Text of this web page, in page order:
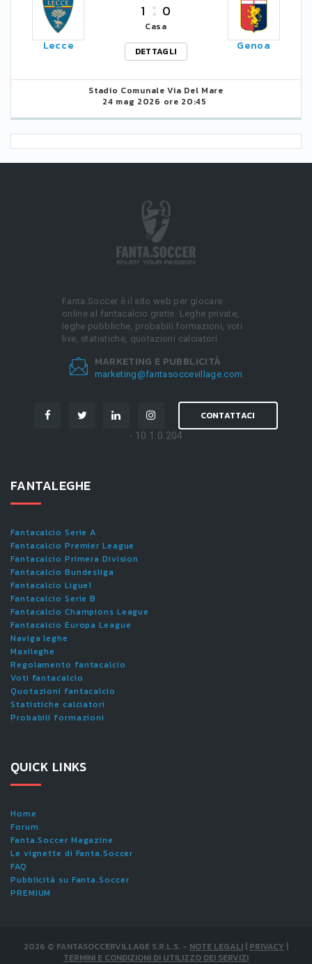
Lecce
1 0
Casa
DETTAGLI
Genoa
Stadio Comunale Via Del Mare
24 mag 2026 ore 20:45
Fanta.Soccer è il sito web per giocare
online al fantacalcio gratis. Leghe private,
leghe pubbliche, probabili formazioni, voti
live, statistiche, quotazioni calciatori.
MARKETING E PUBBLICITÀ
marketing@fantasoccevillage.com
CONTATTACI
- 10.1.0.204
FANTALEGHE
Fantacalcio Serie A
Fantacalcio Premier League
Fantacalcio Primera Division
Fantacalcio Bundesliga
Fantacalcio Ligue1
Fantacalcio Serie B
Fantacalcio Champions League
Fantacalcio Europa League
Naviga leghe
Maxileghe
Regolamento fantacalcio
Voti fantacalcio
Quotazioni fantacalcio
Statistiche calciatori
Probabili formazioni
QUICK LINKS
Home
Forum
Fanta.Soccer Magazine
Le vignette di Fanta.Soccer
FAQ
Pubblicità su Fanta.Soccer
PREMIUM
2026 © FANTASOCCERVILLAGE S.R.L.S. - NOTE LEGALI | PRIVACY |
TERMINI E CONDIZIONI DI UTILIZZO DEI SERVIZI